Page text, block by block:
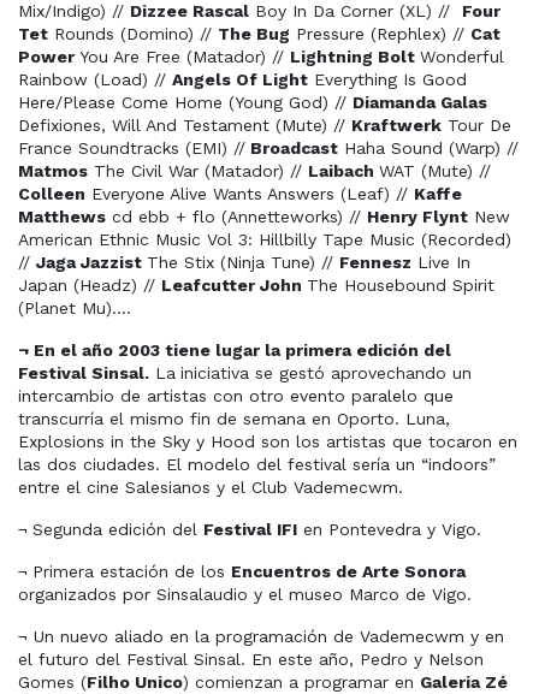
Mix/Indigo) // Dizzee Rascal Boy In Da Corner (XL) //
Four
Tet Rounds (Domino) // The Bug Pressure (Rephlex) // Cat
Power You Are Free (Matador) // Lightning Bolt Wonderful
Rainbow (Load) // Angels Of Light Everything Is Good
Here/Please Come Home (Young God) // Diamanda Galas
Defixiones, Will And Testament (Mute) // Kraftwerk Tour De
France Soundtracks (EMI) // Broadcast Haha Sound (Warp) //
Matmos The Civil War (Matador) // Laibach WAT (Mute) //
Colleen Everyone Alive Wants Answers (Leaf) // Kaffe
Matthews cd ebb + flo (Annetteworks) // Henry Flynt New
American Ethnic Music Vol 3: Hillbilly Tape Music (Recorded)
// Jaga Jazzist The Stix (Ninja Tune) // Fennesz Live In
Japan (Headz) // Leafcutter John The Housebound Spirit
(Planet Mu)….
¬ En el año 2003 tiene lugar la primera edición del
Festival Sinsal. La iniciativa se gestó aprovechando un
intercambio de artistas con otro evento paralelo que
transcurría el mismo fin de semana en Oporto. Luna,
Explosions in the Sky y Hood son los artistas que tocaron en
las dos ciudades. El modelo del festival sería un “indoors”
entre el cine Salesianos y el Club Vademecwm.
¬ Segunda edición del Festival IFI en Pontevedra y Vigo.
¬ Primera estación de los Encuentros de Arte Sonora
organizados por Sinsalaudio y el museo Marco de Vigo.
¬ Un nuevo aliado en la programación de Vademecwm y en
el futuro del Festival Sinsal. En este año, Pedro y Nelson
Gomes (Filho Unico) comienzan a programar en Galeria Zé